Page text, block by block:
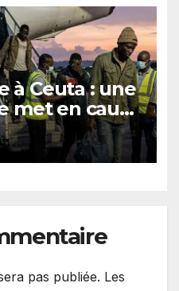
à Ceuta : une
met en cause
de Rabat
pas publiée. Les